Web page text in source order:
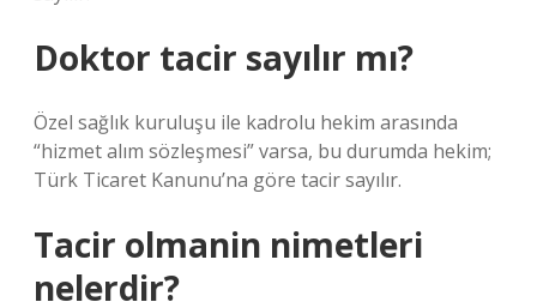
Doktor tacir sayılır mı?
Özel sağlık kuruluşu ile kadrolu hekim arasında
“hizmet alım sözleşmesi” varsa, bu durumda hekim;
Türk Ticaret Kanunu’na göre tacir sayılır.
Tacir olmanin nimetleri
nelerdir?